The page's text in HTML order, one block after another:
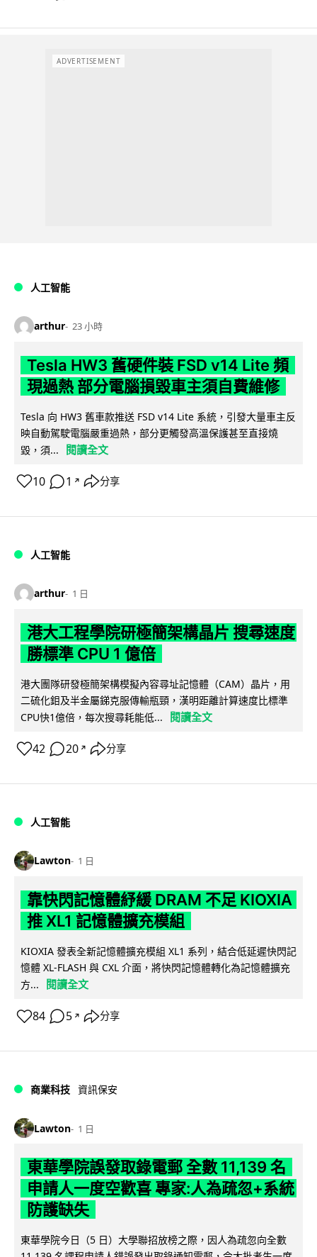
ADVERTISEMENT
人工智能
arthur 23 小時
Tesla HW3 舊硬件裝 FSD v14 Lite 頻
現過熱 部分電腦損毀車主須自費維修
Tesla 向 HW3 舊車款推送 FSD v14 Lite 系統，引發大量車主反
映自動駕駛電腦嚴重過熱，部分更觸發高溫保護甚至直接燒
毀，須...
閱讀全文
10 1 ↗ 分享
人工智能
arthur 1 日
港大工程學院研極簡架構晶片 搜尋速度
勝標準 CPU 1 億倍
港大團隊研發極簡架構模擬內容尋址記憶體（CAM）晶片，用
二硫化鉬及半金屬銻克服傳輸瓶頸，漢明距離計算速度比標準
CPU快1億倍，每次搜尋耗能低...
閱讀全文
42 20 ↗ 分享
人工智能
Lawton 1 日
靠快閃記憶體紓緩 DRAM 不足 KIOXIA
推 XL1 記憶體擴充模組
KIOXIA 發表全新記憶體擴充模組 XL1 系列，結合低延遲快閃記
憶體 XL-FLASH 與 CXL 介面，將快閃記憶體轉化為記憶體擴充
方...
閱讀全文
84 5 ↗ 分享
商業科技 資訊保安
Lawton 1 日
東華學院誤發取錄電郵 全數 11,139 名
申請人一度空歡喜 專家:人為疏忽+系統
防護缺失
東華學院今日（5 日）大學聯招放榜之際，因人為疏忽向全數